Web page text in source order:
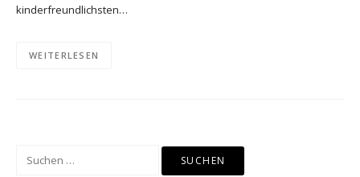
kinderfreundlichsten…
WEITERLESEN
Suchen